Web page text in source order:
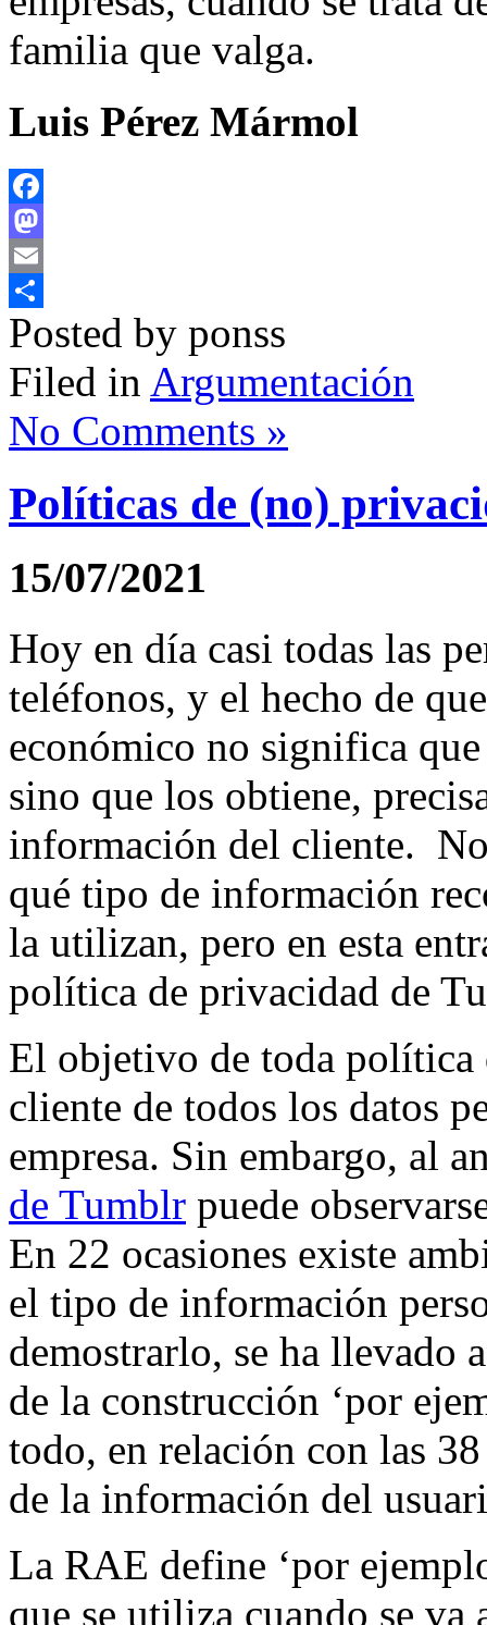
familia que valga.
Luis Pérez Mármol
Facebook
Mastodon
Email
Compartir
Posted by ponss
Filed in Argumentación
No Comments »
Políticas de (no)
15/07/2021
Hoy en día casi todas las
teléfonos, y el hecho de
económico no significa
sino que los obtiene,
información del cliente. No
qué tipo de información
la utilizan, pero en esta
política de privacidad de
El objetivo de toda política
cliente de todos los datos
empresa. Sin embargo, al
de Tumblr puede
En 22 ocasiones existe
el tipo de información
demostrarlo, se ha llevado
de la construcción ‘por
todo, en relación con las
de la información del
La RAE define ‘por
que se utiliza cuando se va